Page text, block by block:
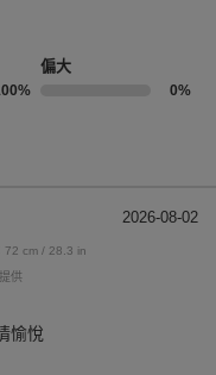
偏大
0%
2026-08-02
72 cm / 28.3 in
供
愉悅